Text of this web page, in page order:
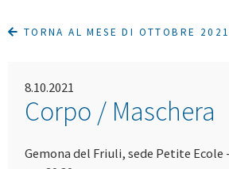
TORNA AL MESE DI OTTOBRE 2021
8.10.2021
Corpo / Maschera
Gemona del Friuli, sede Petite Ecole